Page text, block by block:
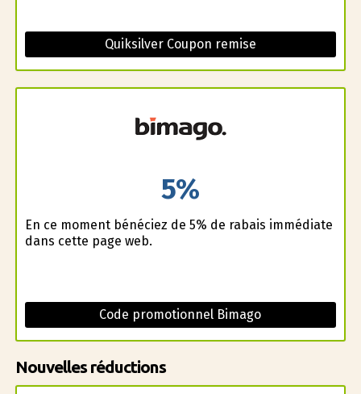
Quiksilver Coupon remise
5%
En ce moment bénéficiez de 5% de rabais immédiate
dans cette page web.
Code promotionnel Bimago
Nouvelles réductions